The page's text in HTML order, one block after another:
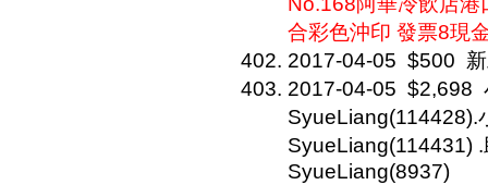
合彩色沖印 發票8現
2017-04-05 $500
2017-04-05 $2,698
SyueLiang(114428).
SyueLiang(114431)
SyueLiang(8937)